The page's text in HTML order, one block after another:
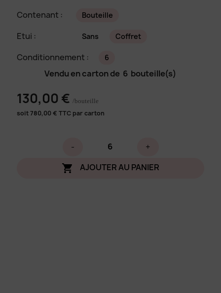
Contenant : Bouteille
Etui : Sans Coffret
Conditionnement : 6
Vendu en carton de 6 bouteille(s)
130,00 € /bouteille
soit780,00 € TTC par carton
- +
 AJOUTER AU PANIER